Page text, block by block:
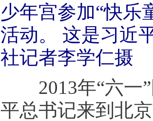
少年宫参加“快乐
活动。 这是习近
社记者李学仁摄
2013年“六一”
平总书记来到北